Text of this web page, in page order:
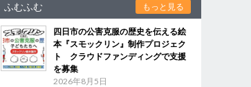
ふむふむ もっと見る
四日市の公害克服の歴史を伝える絵
本『スモックリン』制作プロジェク
ト クラウドファンディングで支援
を募集
2026年8月5日